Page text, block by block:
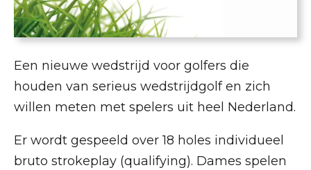
Een nieuwe wedstrijd voor golfers die
houden van serieus wedstrijdgolf en zich
willen meten met spelers uit heel Nederland.
Er wordt gespeeld over 18 holes individueel
bruto strokeplay (qualifying). Dames spelen